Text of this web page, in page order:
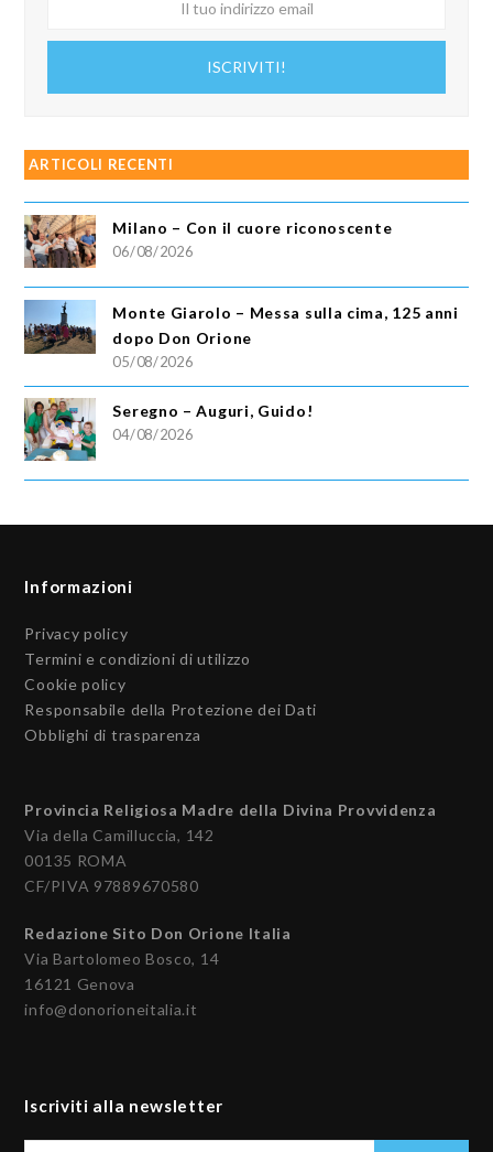
ISCRIVITI!
ARTICOLI RECENTI
Milano – Con il cuore riconoscente
06/08/2026
Monte Giarolo – Messa sulla cima, 125 anni
dopo Don Orione
05/08/2026
Seregno – Auguri, Guido!
04/08/2026
Informazioni
Privacy policy
Termini e condizioni di utilizzo
Cookie policy
Responsabile della Protezione dei Dati
Obblighi di trasparenza
Provincia Religiosa Madre della Divina Provvidenza
Via della Camilluccia, 142
00135 ROMA
CF/PIVA 97889670580
Redazione Sito Don Orione Italia
Via Bartolomeo Bosco, 14
16121 Genova
info@donorioneitalia.it
Iscriviti alla newsletter